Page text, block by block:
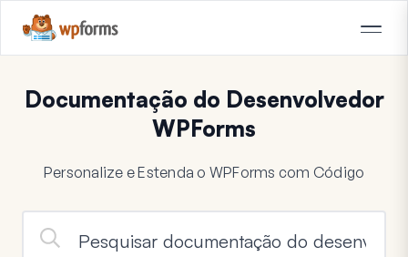
Documentação do Desenvolvedor
WPForms
Personalize e Estenda o WPForms com Código